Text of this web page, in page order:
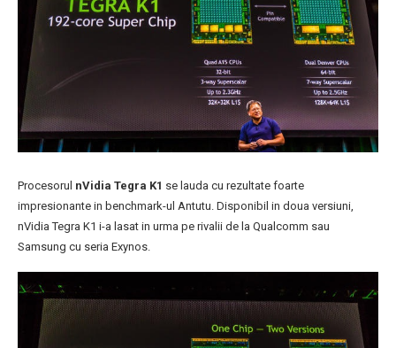
Procesorul nVidia Tegra K1 se lauda cu rezultate foarte
impresionante in benchmark-ul Antutu. Disponibil in doua versiuni,
nVidia Tegra K1 i-a lasat in urma pe rivalii de la Qualcomm sau
Samsung cu seria Exynos.